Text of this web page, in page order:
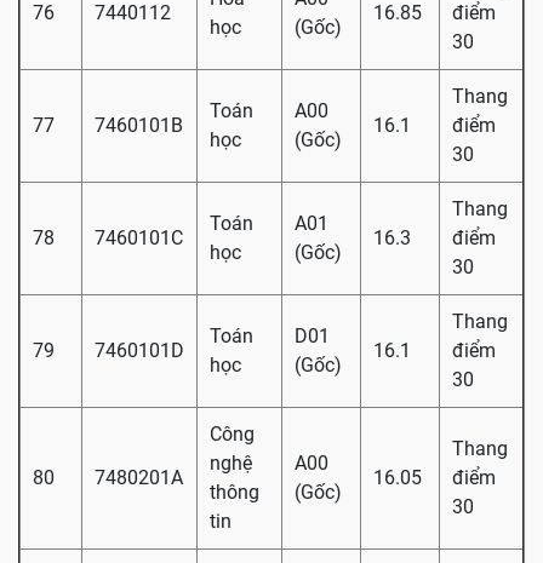
76 7440112
học
(Gốc)
16.85
điểm
30
77 7460101B
Toán
học
A00
(Gốc)
16.1
Thang
điểm
30
78 7460101C
Toán
học
A01
(Gốc)
16.3
Thang
điểm
30
79 7460101D
Toán
học
D01
(Gốc)
16.1
Thang
điểm
30
80 7480201A
Công
nghệ
thông
tin
A00
(Gốc)
16.05
Thang
điểm
30